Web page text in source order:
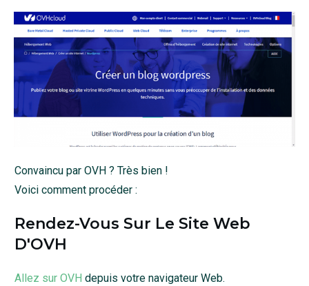
Convaincu par OVH ? Très bien !
Voici comment procéder :
Rendez-Vous Sur Le Site Web
D'OVH
Allez sur OVH depuis votre navigateur Web.